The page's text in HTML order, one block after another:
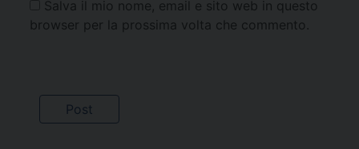
Salva il mio nome, email e sito web in questo
browser per la prossima volta che commento.